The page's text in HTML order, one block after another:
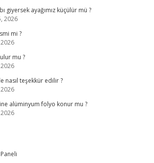
giyersek ayağımız küçülür mü ?
2026
mi ?
mu ?
nasıl teşekkür edilir ?
alüminyum folyo konur mu ?